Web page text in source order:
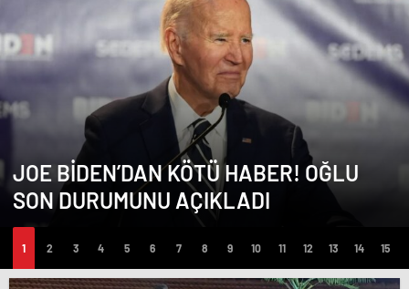
JOE BIDEN’DAN KÖTÜ HABER! OĞLU
SON DURUMUNU AÇIKLADI